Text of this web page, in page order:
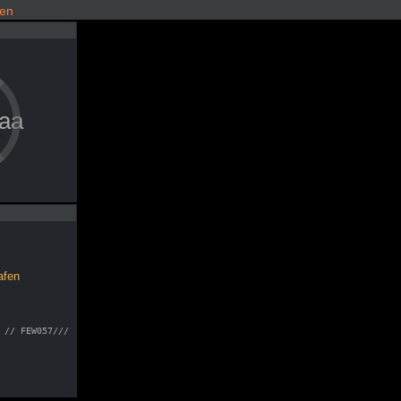
// FEW057///